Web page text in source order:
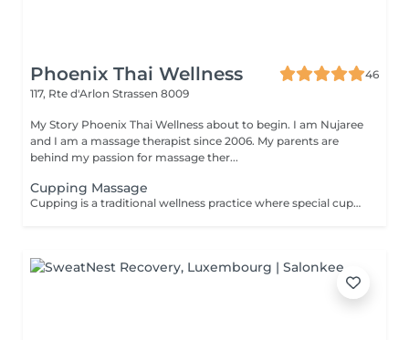
Phoenix Thai Wellness
46
117, Rte d'Arlon Strassen 8009
My Story Phoenix Thai Wellness about to begin. I am Nujaree
and I am a massage therapist since 2006. My parents are
behind my passion for massage ther...
Cupping Massage
Cupping is a traditional wellness practice where special cups are placed on the skin for a few minutes to create a gentle suction. This technique is designed to help release tension, promote deep relaxation, and enhance overall well-being, serving as a wonderful complement to a deep-tissue massage experience.